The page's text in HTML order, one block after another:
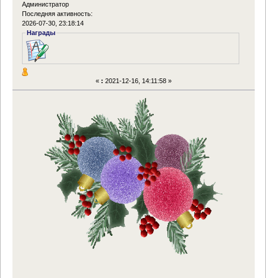
Администратор
Последняя активность:
2026-07-30, 23:18:14
Награды
« : 2021-12-16, 14:11:58 »